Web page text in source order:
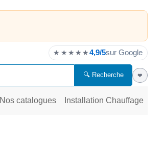
★★★★★4,9/5sur Google
🔍 Recherche ❤
Nos catalogues Installation Chauffage